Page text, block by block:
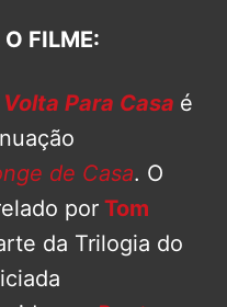
FILME:
Para Casa é
de Casa. O
por Tom
da Trilogia do